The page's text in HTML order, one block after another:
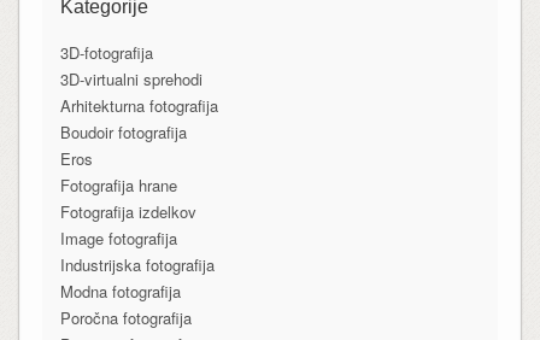
Kategorije
3D-fotografija
3D-virtualni sprehodi
Arhitekturna fotografija
Boudoir fotografija
Eros
Fotografija hrane
Fotografija izdelkov
Image fotografija
Industrijska fotografija
Modna fotografija
Poročna fotografija